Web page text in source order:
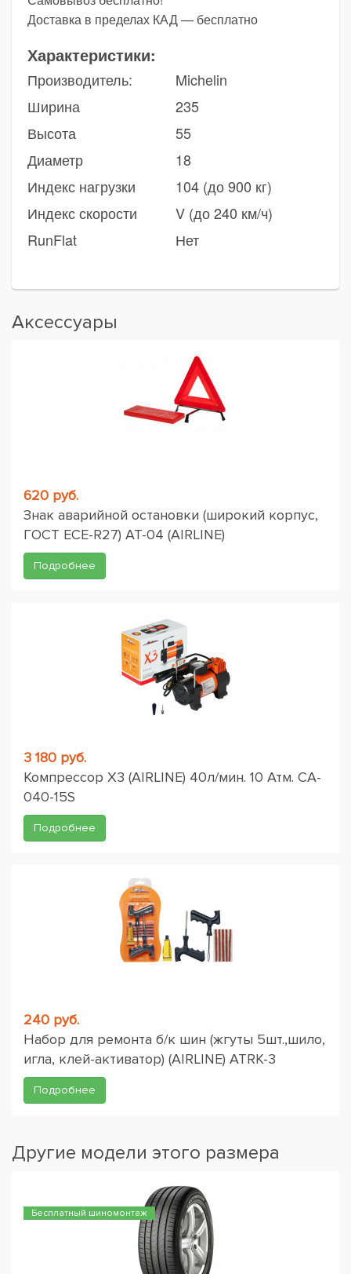
Доставка в пределах КАД — бесплатно
Характеристики:
Производитель:
Michelin
Ширина
235
Высота
55
Диаметр
18
Индекс нагрузки
104 (до 900 кг)
Индекс скорости
V (до 240 км/ч)
RunFlat
Нет
Аксессуары
620 руб.
Знак аварийной остановки (широкий корпус,
ГОСТ ЕСЕ-R27) AT-04 (AIRLINE)
Подробнее
3 180 руб.
Компрессор X3 (AIRLINE) 40л/мин. 10 Атм. CA-
040-15S
Подробнее
240 руб.
Набор для ремонта б/к шин (жгуты 5шт.,шило,
игла, клей-активатор) (AIRLINE) ATRK-3
Подробнее
Другие модели этого размера
Бесплатный шиномонтаж